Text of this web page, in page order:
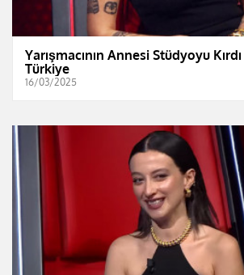
Yarışmacının Annesi Stüdyoyu
Türkiye
16/03/2025